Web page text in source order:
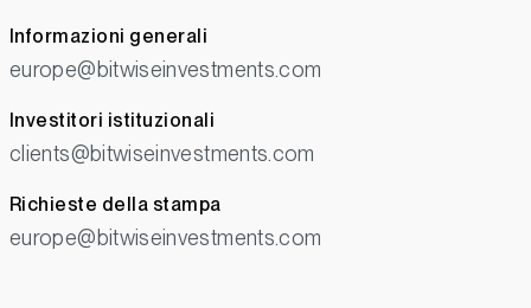
Informazioni generali
europe@bitwiseinvestments.com
Investitori istituzionali
clients@bitwiseinvestments.com
Richieste della stampa
europe@bitwiseinvestments.com